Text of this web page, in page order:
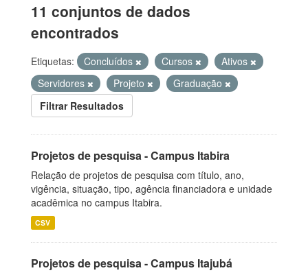
11 conjuntos de dados
encontrados
Etiquetas: Concluídos Cursos
Ativos
Servidores
Projeto
Graduação
Filtrar Resultados
Projetos de pesquisa - Campus Itabira
Relação de projetos de pesquisa com título, ano,
vigência, situação, tipo, agência financiadora e unidade
acadêmica no campus Itabira.
CSV
Projetos de pesquisa - Campus Itajubá